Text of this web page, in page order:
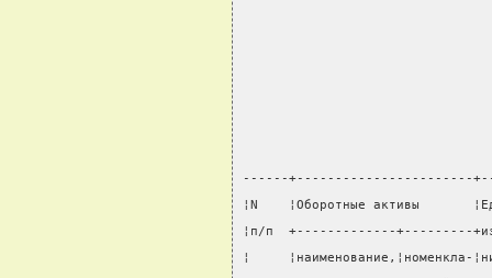
------+-----------------------
¦N    ¦Оборотные активы
¦п/п  +-------------+---------
¦